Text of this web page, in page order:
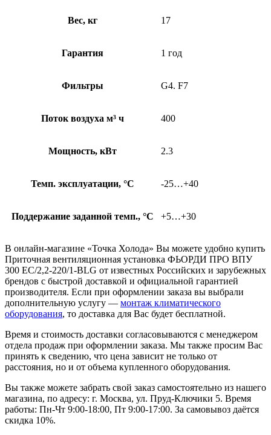
Вес, кг 17
Гарантия 1 год
Фильтры G4. F7
Поток воздуха м³ ч 400
Мощность, кВт 2.3
Темп. эксплуатации, °С -25…+40
Поддержание заданной темп., °C +5…+30
В онлайн-магазине «Точка Холода» Вы можете удобно купить
Приточная вентиляционная установка ФЬОРДИ ПРО ВПУ
300 ЕС/2,2-220/1-BLG от известных Российских и зарубежных
брендов с быстрой доставкой и официальной гарантией
производителя. Если при оформлении заказа вы выбрали
дополнительную услугу — монтаж климатического
оборудования, то доставка для Вас будет бесплатной.
Время и стоимость доставки согласовываются с менеджером
отдела продаж при оформлении заказа. Мы также просим Вас
принять к сведению, что цена зависит не только от
расстояния, но и от объема купленного оборудования.
Вы также можете забрать свой заказ самостоятельно из нашего
магазина, по адресу: г. Москва, ул. Пруд-Ключики 5. Время
работы: Пн-Чт 9:00-18:00, Пт 9:00-17:00. За самовывоз даётся
скидка 10%.